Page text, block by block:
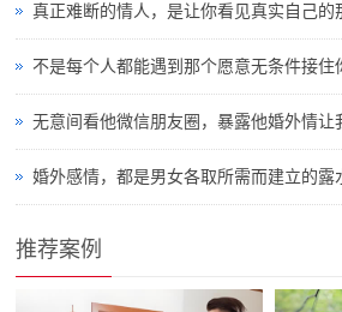
真正难断的情人，是让你看见真实自己的
不是每个人都能遇到那个愿意无条件接住
无意间看他微信朋友圈，暴露他婚外情让
婚外感情，都是男女各取所需而建立的露
推荐案例